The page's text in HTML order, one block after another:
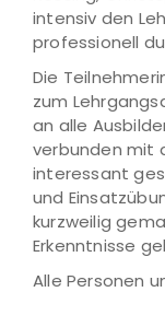
intensiv den
professionell
Die
zum
an alle
verbunden mit
interessant
und
kurzweilig
Erkenntnisse
Alle Personen